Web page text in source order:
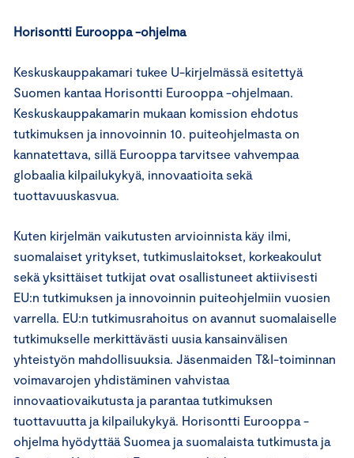
Horisontti Eurooppa -ohjelma
Keskuskauppakamari tukee U-kirjelmässä esitettyä
Suomen kantaa Horisontti Eurooppa -ohjelmaan.
Keskuskauppakamarin mukaan komission ehdotus
tutkimuksen ja innovoinnin 10. puiteohjelmasta on
kannatettava, sillä Eurooppa tarvitsee vahvempaa
globaalia kilpailukykyä, innovaatioita sekä
tuottavuuskasvua.
Kuten kirjelmän vaikutusten arvioinnista käy ilmi,
suomalaiset yritykset, tutkimuslaitokset, korkeakoulut
sekä yksittäiset tutkijat ovat osallistuneet aktiivisesti
EU:n tutkimuksen ja innovoinnin puiteohjelmiin vuosien
varrella. EU:n tutkimusrahoitus on avannut suomalaiselle
tutkimukselle merkittävästi uusia kansainvälisen
yhteistyön mahdollisuuksia. Jäsenmaiden T&I-toiminnan
voimavarojen yhdistäminen vahvistaa
innovaatiovaikutusta ja parantaa tutkimuksen
tuottavuutta ja kilpailukykyä. Horisontti Eurooppa -
ohjelma hyödyttää Suomea ja suomalaista tutkimusta ja